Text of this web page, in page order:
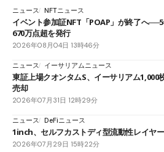
ニュース NFTニュース
イベント参加証NFT「POAP」が終了へ
670万点超を発行
2026年08月04日 13時46分
ニュース イーサリアムニュース
東証上場クオンタムS、イーサリアム1,000
売却
2026年07月31日 12時29分
ニュース DeFiニュース
1inch、セルフカストディ型流動性レイヤ
2026年07月29日 15時22分